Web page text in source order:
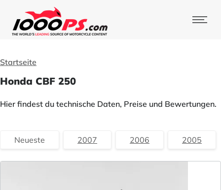
Startseite
Honda CBF 250
Hier findest du technische Daten, Preise und Bewertungen.
Neueste 2007 2006 2005